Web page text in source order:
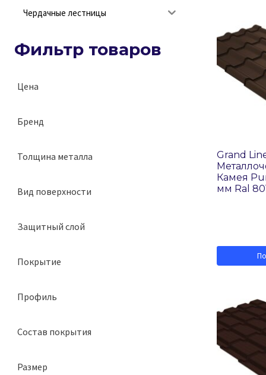
Grand
Камея
мм Ral
Чердачные лестницы
Фильтр товаров
Цена
Бренд
Stynergy
Толщина металла
Вид поверхности
матовая
Защитный слой
275
Покрытие
Pural Matt
Purman
Профиль
Квадро
Состав покрытия
Размер